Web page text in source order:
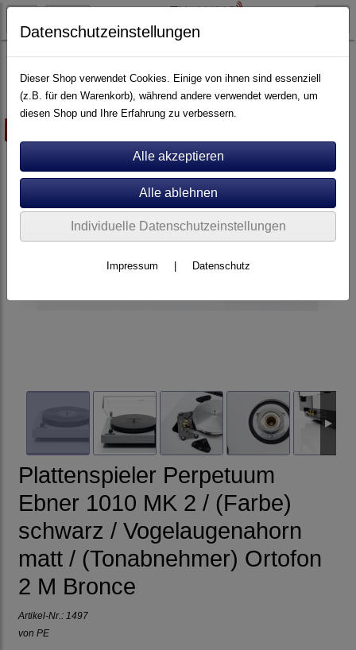
Plattenspieler Perpetuum Ebner
Plattenspieler Perpetuum
Ebner 1010 MK 2 / (Farbe)
schwarz / Vogelaugenahorn
matt / (Tonabnehmer) Ortofon
2 M Bronce
Artikel-Nr.: 1497
von PE
Datenschutzeinstellungen
Dieser Shop verwendet Cookies. Einige von ihnen sind essenziell
(z.B. für den Warenkorb), während andere verwendet werden, um
diesen Shop und Ihre Erfahrung zu verbessern.
Individuelle Datenschutzeinstellungen
Impressum Datenschutz